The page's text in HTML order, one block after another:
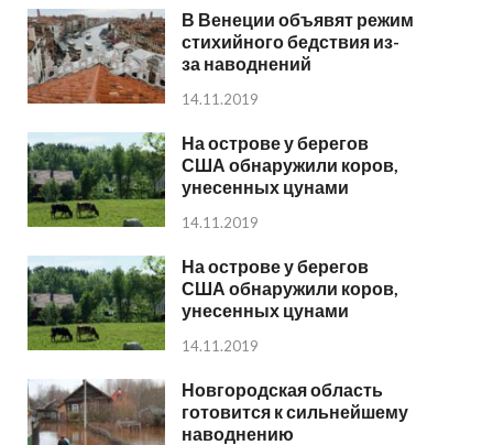
В Венеции объявят режим
стихийного бедствия из-
за наводнений
14.11.2019
На острове у берегов
США обнаружили коров,
унесенных цунами
14.11.2019
На острове у берегов
США обнаружили коров,
унесенных цунами
14.11.2019
Новгородская область
готовится к сильнейшему
наводнению